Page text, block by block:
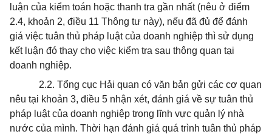
luận của kiểm toán hoặc thanh tra gần nhất (nêu ở điểm
2.4, khoản 2, điều 11 Thông tư này), nếu đã đủ để đánh
giá việc tuân thủ pháp luật của doanh nghiệp thì sử dụng
kết luận đó thay cho việc kiểm tra sau thông quan tại
doanh nghiệp.
2.2. Tổng cục Hải quan có văn bản gửi các cơ quan
nêu tại khoản 3, điều 5 nhận xét, đánh giá về sự tuân thủ
pháp luật của doanh nghiệp trong lĩnh vực quản lý nhà
nước của mình. Thời hạn đánh giá quá trình tuân thủ pháp